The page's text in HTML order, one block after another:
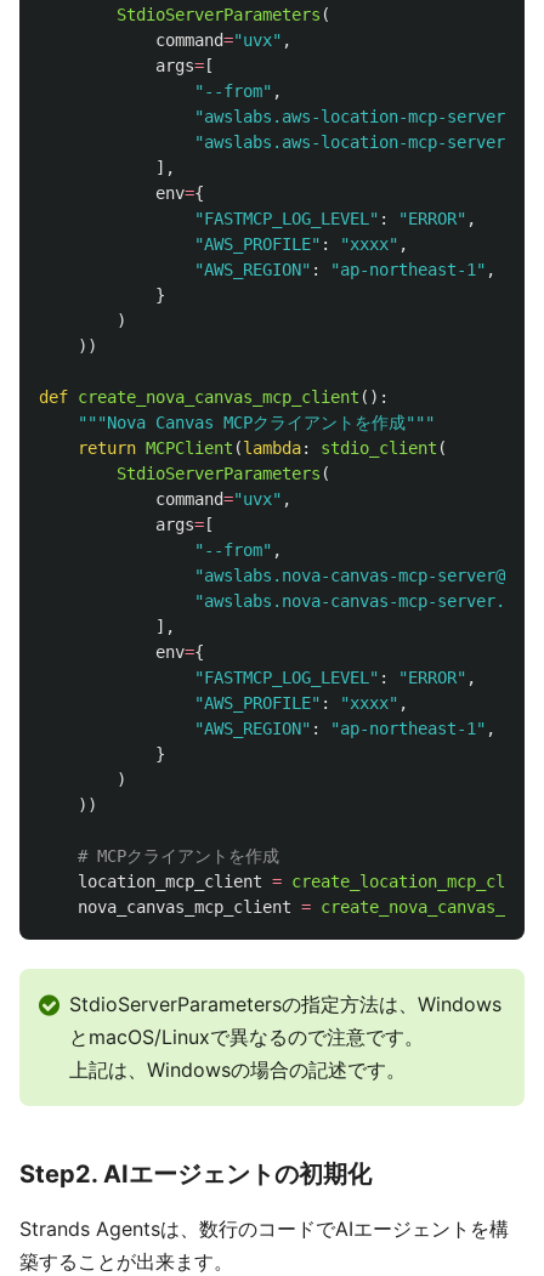
StdioServerParameters (
command="uvx" ,
args= [
" --from" ,
"awslabs.aws-location-mcp-
"awslabs.aws-location-mcp-server.exe
],
env={
"FASTMCP_LOG_LEVEL " : "ERROR" ,
"AWS_PROFILE" : "xxxx" ,
"AWS_REGION" : "ap-northeast-1 " ,
}
)
))
def create_nova_canvas_mcp_client ():
"""Nova Canvas MCPクライアントを作成"""
return MCPClient (lambda: stdio_client (
StdioServerParameters (
command="uvx" ,
args= [
" --from" ,
"awslabs.nova-canvas-mcp-
"awslabs.nova-canvas-mcp-server.exe
],
env={
"FASTMCP_LOG_LEVEL " : "ERROR" ,
"AWS_PROFILE" : "xxxx" ,
"AWS_REGION" : "ap-northeast-1 " ,
}
)
))
location_mcp_client = create_location_mcp_client
nova_canvas_mcp_client =
StdioServerParametersの指定方法は、Windows
とmacOS/Linuxで異なるので注意です。
上記は、Windowsの場合の記述です。
Step2. AIエージェントの初期化
Strands Agentsは、数行のコードでAIエージェントを構
築することが出来ます。